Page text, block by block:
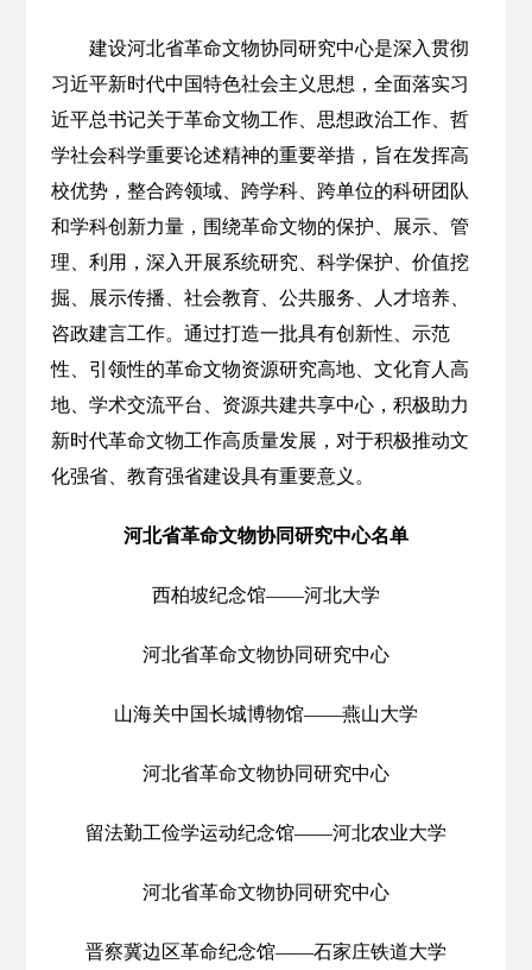
建设河北省革命文物协同研究中心是深入贯彻
习近平新时代中国特色社会主义思想，全面落实习
近平总书记关于革命文物工作、思想政治工作、哲
学社会科学重要论述精神的重要举措，旨在发挥高
校优势，整合跨领域、跨学科、跨单位的科研团队
和学科创新力量，围绕革命文物的保护、展示、管
理、利用，深入开展系统研究、科学保护、价值挖
掘、展示传播、社会教育、公共服务、人才培养、
咨政建言工作。通过打造一批具有创新性、示范
性、引领性的革命文物资源研究高地、文化育人高
地、学术交流平台、资源共建共享中心，积极助力
新时代革命文物工作高质量发展，对于积极推动文
化强省、教育强省建设具有重要意义。
河北省革命文物协同研究中心名单
西柏坡纪念馆——河北大学
河北省革命文物协同研究中心
山海关中国长城博物馆——燕山大学
河北省革命文物协同研究中心
留法勤工俭学运动纪念馆——河北农业大学
河北省革命文物协同研究中心
晋察冀边区革命纪念馆——石家庄铁道大学